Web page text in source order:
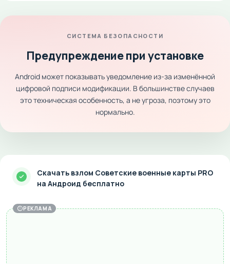
СИСТЕМА БЕЗОПАСНОСТИ
Предупреждение при установке
Android может показывать уведомление из-за изменённой
цифровой подписи модификации. В большинстве случаев
это техническая особенность, а не угроза, поэтому это
нормально.
Скачать взлом Советские военные карты PRO
на Андроид бесплатно
РЕКЛАМА